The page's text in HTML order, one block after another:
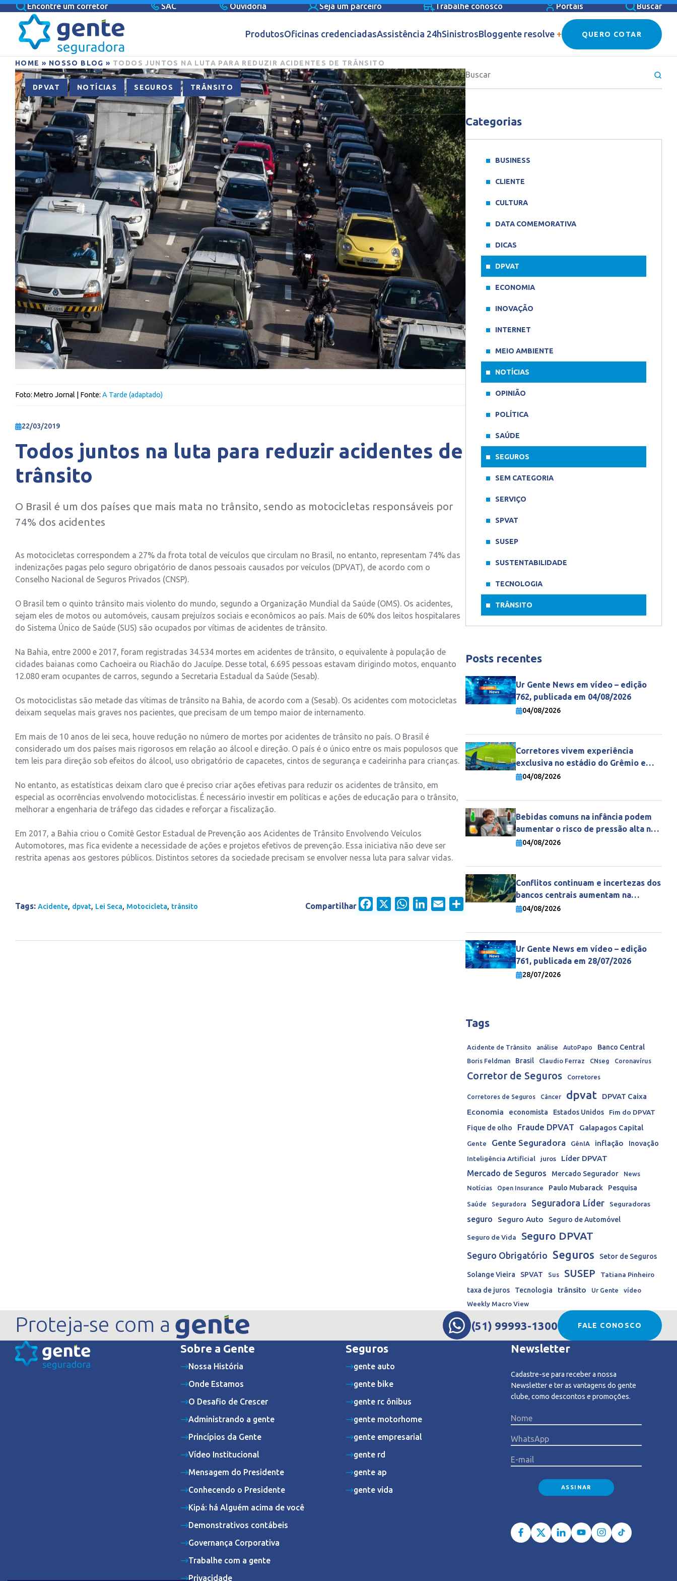
Encontre um corretor SAC Ouvidoria Seja um parceiro Trabalhe conosco Portais Buscar
ProdutosOficinas credenciadasAssistência 24hSinistrosBloggente resolve + QUERO COTAR
HOME » NOSSO BLOG » TODOS JUNTOS NA LUTA PARA REDUZIR ACIDENTES DE TRÂNSITO
DPVAT , NOTÍCIAS , SEGUROS , TRÂNSITO
Foto: Metro Jornal | Fonte: A Tarde (adaptado)
22/03/2019
Todos juntos na luta para reduzir acidentes de
trânsito
O Brasil é um dos países que mais mata no trânsito, sendo as motocicletas responsáveis por
74% dos acidentes
As motocicletas correspondem a 27% da frota total de veículos que circulam no Brasil, no entanto, representam 74% das
indenizações pagas pelo seguro obrigatório de danos pessoais causados por veículos (DPVAT), de acordo com o
Conselho Nacional de Seguros Privados (CNSP).
O Brasil tem o quinto trânsito mais violento do mundo, segundo a Organização Mundial da Saúde (OMS). Os acidentes,
sejam eles de motos ou automóveis, causam prejuízos sociais e econômicos ao país. Mais de 60% dos leitos hospitalares
do Sistema Único de Saúde (SUS) são ocupados por vítimas de acidentes de trânsito.
Na Bahia, entre 2000 e 2017, foram registradas 34.534 mortes em acidentes de trânsito, o equivalente à população de
cidades baianas como Cachoeira ou Riachão do Jacuípe. Desse total, 6.695 pessoas estavam dirigindo motos, enquanto
12.080 eram ocupantes de carros, segundo a Secretaria Estadual da Saúde (Sesab).
Os motociclistas são metade das vítimas de trânsito na Bahia, de acordo com a (Sesab). Os acidentes com motocicletas
deixam sequelas mais graves nos pacientes, que precisam de um tempo maior de internamento.
Em mais de 10 anos de lei seca, houve redução no número de mortes por acidentes de trânsito no país. O Brasil é
considerado um dos países mais rigorosos em relação ao álcool e direção. O país é o único entre os mais populosos que
tem leis para direção sob efeitos do álcool, uso obrigatório de capacetes, cintos de segurança e cadeirinha para crianças.
No entanto, as estatísticas deixam claro que é preciso criar ações efetivas para reduzir os acidentes de trânsito, em
especial as ocorrências envolvendo motociclistas. É necessário investir em políticas e ações de educação para o trânsito,
melhorar a engenharia de tráfego das cidades e reforçar a fiscalização.
Em 2017, a Bahia criou o Comitê Gestor Estadual de Prevenção aos Acidentes de Trânsito Envolvendo Veículos
Automotores, mas fica evidente a necessidade de ações e projetos efetivos de prevenção. Essa iniciativa não deve ser
restrita apenas aos gestores públicos. Distintos setores da sociedade precisam se envolver nessa luta para salvar vidas.
Tags: Acidente, dpvat, Lei Seca, Motocicleta, trânsito Compartilhar Facebook WhatsAppLinkedIn
Email Share
Categorias
BUSINESS
CLIENTE
CULTURA
DATA COMEMORATIVA
DICAS
DPVAT
ECONOMIA
INOVAÇÃO
INTERNET
MEIO AMBIENTE
NOTÍCIAS
OPINIÃO
POLÍTICA
SAÚDE
SEGUROS
SEM CATEGORIA
SERVIÇO
SPVAT
SUSEP
SUSTENTABILIDADE
TECNOLOGIA
TRÂNSITO
Posts recentes
Ur Gente News em vídeo – edição
762, publicada em 04/08/2026
04/08/2026
Corretores vivem experiência
exclusiva no estádio do Grêmio e
fortalecem parceria com a Gente
04/08/2026
Bebidas comuns na infância podem
aumentar o risco de pressão alta na
vida adulta
04/08/2026
Conflitos continuam e incertezas dos
bancos centrais aumentam na
economia mundial
04/08/2026
Ur Gente News em vídeo – edição
761, publicada em 28/07/2026
28/07/2026
Tags
Acidente de Trânsito análise AutoPapo Banco Central
Boris Feldman Brasil Claudio Ferraz CNseg Coronavírus
Corretor de Seguros Corretores
Corretores de Seguros Câncer dpvat
DPVAT Caixa
Economia
economista Estados Unidos
Fim do DPVAT
Fique de olho
Fraude DPVAT Galapagos Capital
Gente Gente Seguradora GênIA inflação
Inovação
Inteligência Artificial
juros
Líder DPVAT
Mercado de Seguros
Mercado Segurador
News
Notícias
Open Insurance Paulo Mubarack Pesquisa
Saúde Seguradora Seguradora Líder Seguradoras
seguro Seguro Auto Seguro de Automóvel
Seguro de Vida Seguro DPVAT
Seguro Obrigatório Seguros Setor de Seguros
Solange Vieira SPVAT Sus SUSEP
Tatiana Pinheiro
taxa de juros
Tecnologia trânsito Ur Gente
vídeo
Weekly Macro View
Proteja-se com a (51) 99993-1300 FALE CONOSCO
Sobre a Gente
Nossa História
Onde Estamos
O Desafio de Crescer
Administrando a gente
Princípios da Gente
Vídeo Institucional
Mensagem do Presidente
Conhecendo o Presidente
Kipá: há Alguém acima de você
Demonstrativos contábeis
Governança Corporativa
Trabalhe com a gente
Privacidade
Seguros
gente auto
gente bike
gente rc ônibus
gente motorhome
gente empresarial
gente rd
gente ap
gente vida
Newsletter
Cadastre-se para receber a nossa
Newsletter e ter as vantagens do gente
clube, como descontos e promoções.